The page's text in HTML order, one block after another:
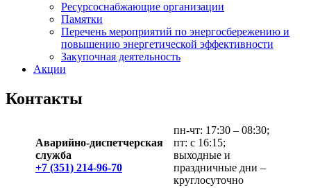
Ресурсоснабжающие организации
Памятки
Перечень мероприятий по энергосбережению и
повышению энергетической эффективности
Закупочная деятельность
Акции
Контакты
Аварийно-диспетчерская
служба
+7 (351) 214-96-70
пн-чт: 17:30 – 08:30;
пт: с 16:15;
выходные и
праздничные дни –
круглосуточно